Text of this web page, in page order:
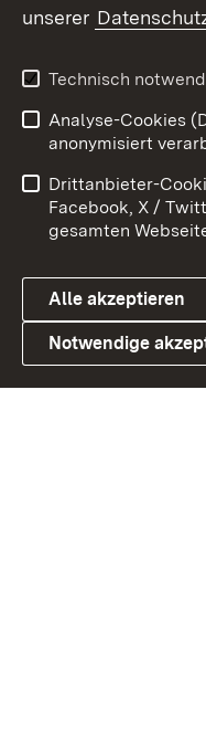
Youtube
Link zum
Impressum
Barrierefreiheit
Cookies
unserer
Technisch
Analyse-Cookies
anonymisiert
Drittanbieter-
Facebook, X /
gesamten
Alle akzeptieren
Notwendige